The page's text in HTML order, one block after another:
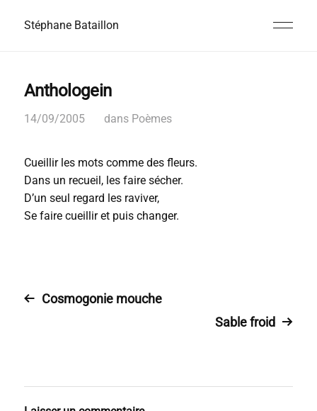
Stéphane Bataillon
Anthologein
14/09/2005 dans Poèmes
Cueillir les mots comme des fleurs.
Dans un recueil, les faire sécher.
D’un seul regard les raviver,
Se faire cueillir et puis changer.
Cosmogonie mouche
Sable froid